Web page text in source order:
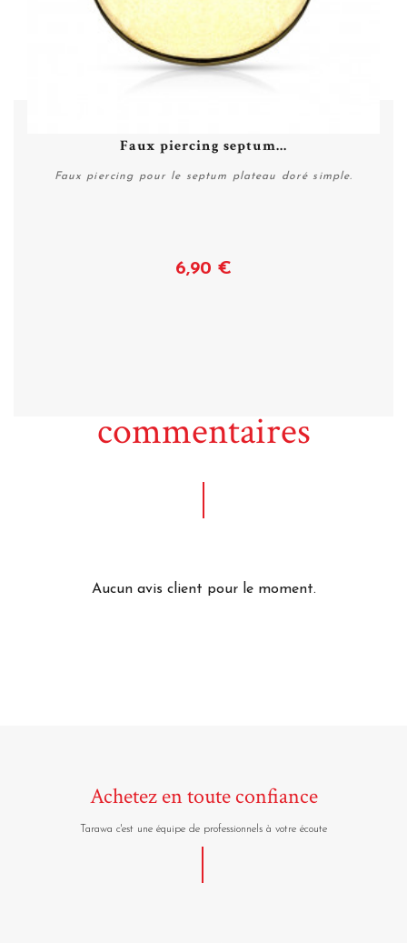
Faux piercing septum...
Faux piercing pour le septum plateau doré simple.
6,90 €
commentaires
Aucun avis client pour le moment.
Achetez en toute confiance
Tarawa c'est une équipe de professionnels à votre écoute